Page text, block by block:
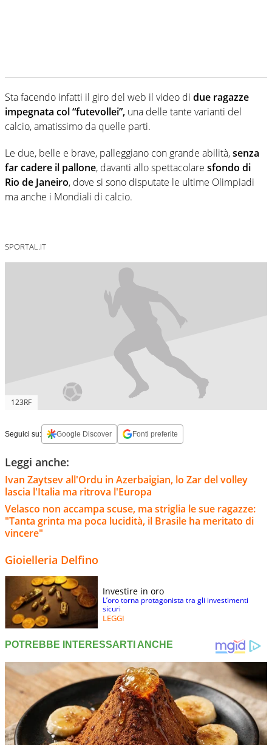
Sta facendo infatti il giro del web il video di due ragazze
impegnata col “futevollei”, una delle tante varianti del
calcio, amatissimo da quelle parti.
Le due, belle e brave, palleggiano con grande abilità,senza
far cadere il pallone, davanti allo spettacolare sfondo di
Rio de Janeiro, dove si sono disputate le ultime Olimpiadi
ma anche i Mondiali di calcio.
SPORTAL.IT
123RF
Seguici su: Google Discover Fonti preferite
Leggi anche:
Ivan Zaytsev all'Ordu in Azerbaigian, lo Zar del volley
lascia l'Italia ma ritrova l'Europa
Velasco non accampa scuse, ma striglia le sue ragazze:
"Tanta grinta ma poca lucidità, il Brasile ha meritato di
vincere"
Gioielleria Delfino
Investire in oro
L’oro torna protagonista tra gli investimenti
sicuri
LEGGI